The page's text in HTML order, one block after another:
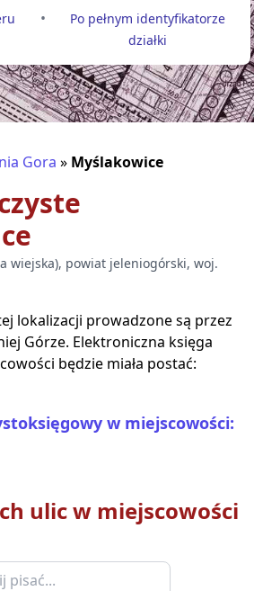
•
Po pełnym identyfikatorze
działki
Gora » Myślakowice
wiejska), powiat jeleniogórski, woj.
lokalizacji prowadzone są przez
Górze. Elektroniczna księga
będzie miała postać:
w miejscowości:
ulic w miejscowości